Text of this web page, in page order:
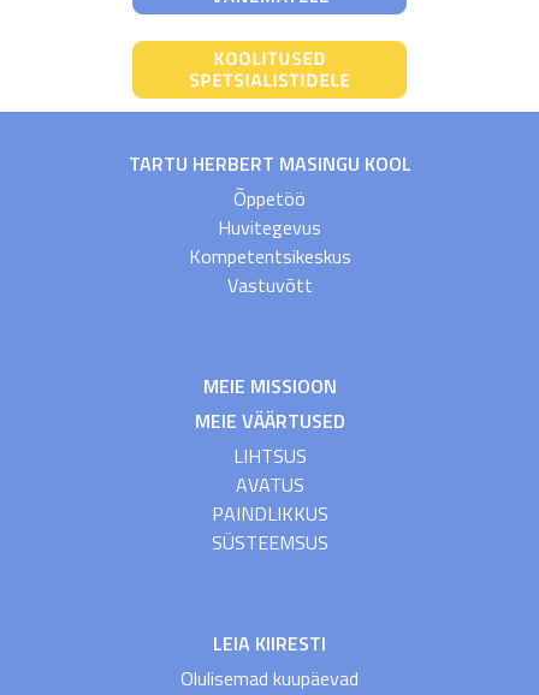
TARTU HERBERT MASINGU KOOL
Õppetöö
Huvitegevus
Kompetentsikeskus
Vastuvõtt
MEIE MISSIOON
MEIE VÄÄRTUSED
LIHTSUS
AVATUS
PAINDLIKKUS
SÜSTEEMSUS
LEIA KIIRESTI
Olulisemad kuupäevad